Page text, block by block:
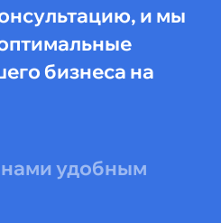
и мы
бизнеса на
нами удобным